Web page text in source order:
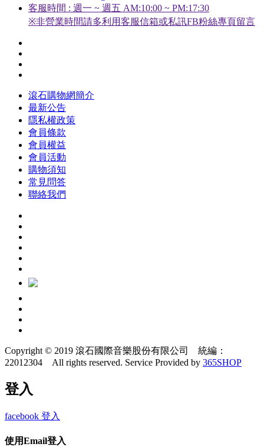
客服時間 : 週一 ~ 週五 AM:10:00 ~ PM:17:30
※非營業時間請多利用客服信箱或私訊FB粉絲專頁留言
滾石購物網簡介
最新公告
隱私權政策
會員條款
會員權益
會員活動
購物須知
常見問答
聯絡我們
Copyright © 2019 滾石國際音樂股份有限公司 統編：
22012304 All rights reserved. Service Provided by 365SHOP
登入
facebook 登入
使用Email登入